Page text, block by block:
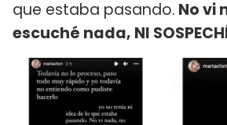
que estaba pasando. No vi
escuché nada, NI